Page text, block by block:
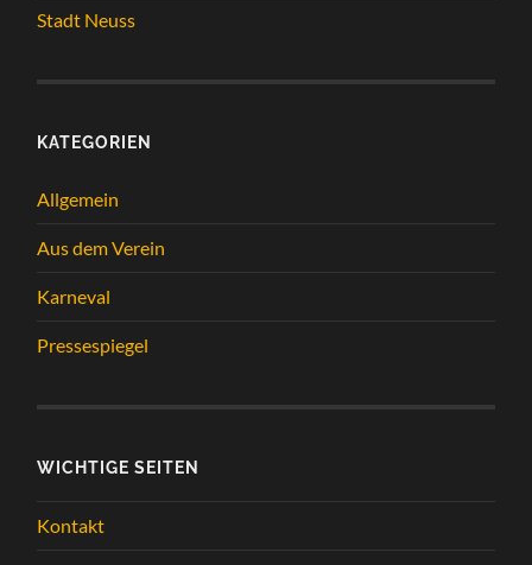
Stadt Neuss
KATEGORIEN
Allgemein
Aus dem Verein
Karneval
Pressespiegel
WICHTIGE SEITEN
Kontakt